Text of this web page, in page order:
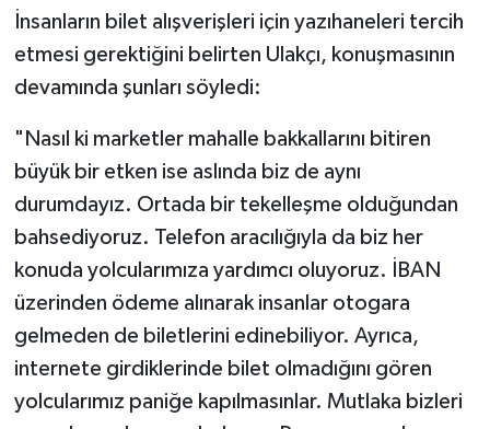
İnsanların bilet alışverişleri için yazıhaneleri tercih
etmesi gerektiğini belirten Ulakçı, konuşmasının
devamında şunları söyledi:
"Nasıl ki marketler mahalle bakkallarını bitiren
büyük bir etken ise aslında biz de aynı
durumdayız. Ortada bir tekelleşme olduğundan
bahsediyoruz. Telefon aracılığıyla da biz her
konuda yolcularımıza yardımcı oluyoruz. İBAN
üzerinden ödeme alınarak insanlar otogara
gelmeden de biletlerini edinebiliyor. Ayrıca,
internete girdiklerinde bilet olmadığını gören
yolcularımız paniğe kapılmasınlar. Mutlaka bizleri